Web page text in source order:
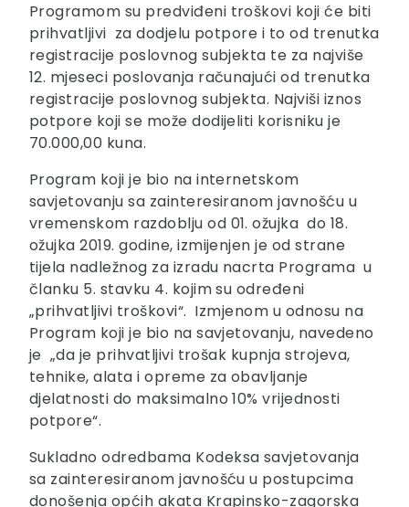
Programom su predviđeni troškovi koji će biti
prihvatljivi za dodjelu potpore i to od trenutka
registracije poslovnog subjekta te za najviše
12. mjeseci poslovanja računajući od trenutka
registracije poslovnog subjekta. Najviši iznos
potpore koji se može dodijeliti korisniku je
70.000,00 kuna.
Program koji je bio na internetskom
savjetovanju sa zainteresiranom javnošću u
vremenskom razdoblju od 01. ožujka do 18.
ožujka 2019. godine, izmijenjen je od strane
tijela nadležnog za izradu nacrta Programa u
članku 5. stavku 4. kojim su određeni
„prihvatljivi troškovi“. Izmjenom u odnosu na
Program koji je bio na savjetovanju, navedeno
je „da je prihvatljivi trošak kupnja strojeva,
tehnike, alata i opreme za obavljanje
djelatnosti do maksimalno 10% vrijednosti
potpore“.
Sukladno odredbama Kodeksa savjetovanja
sa zainteresiranom javnošću u postupcima
donošenja općih akata Krapinsko-zagorska